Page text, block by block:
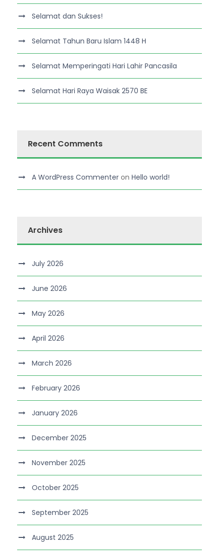
Selamat dan Sukses!
Selamat Tahun Baru Islam 1448 H
Selamat Memperingati Hari Lahir Pancasila
Selamat Hari Raya Waisak 2570 BE
Recent Comments
A WordPress Commenter on Hello world!
Archives
July 2026
June 2026
May 2026
April 2026
March 2026
February 2026
January 2026
December 2025
November 2025
October 2025
September 2025
August 2025